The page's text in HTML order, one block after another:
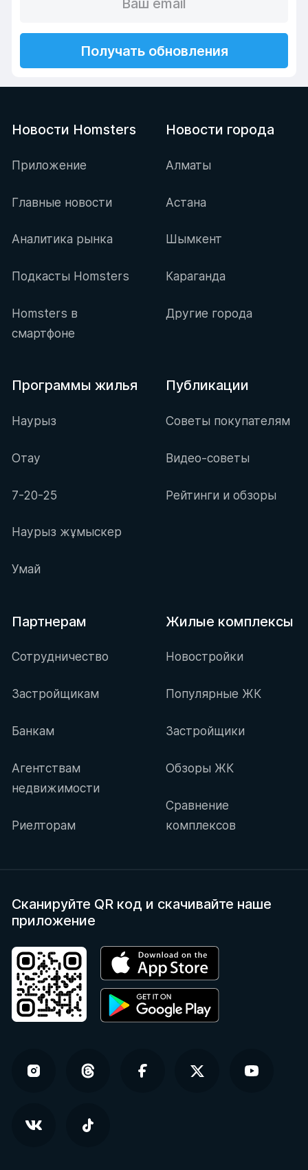
Получать обновления
Новости Homsters
Приложение
Главные новости
Аналитика рынка
Подкасты Homsters
Homsters в
смартфоне
Новости города
Алматы
Астана
Шымкент
Караганда
Другие города
Программы жилья
Наурыз
Отау
7-20-25
Наурыз жұмыскер
Умай
Публикации
Советы покупателям
Видео-советы
Рейтинги и обзоры
Партнерам
Сотрудничество
Застройщикам
Банкам
Агентствам
недвижимости
Риелторам
Жилые комплексы
Новостройки
Популярные ЖК
Застройщики
Обзоры ЖК
Сравнение
комплексов
Сканируйте QR код и скачивайте наше
приложение